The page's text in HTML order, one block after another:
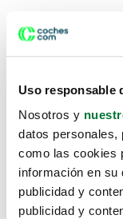
Uso responsable
Nosotros y
datos personales,
como las cookies
información en su
publicidad y
publicidad y
Lo
te hemos